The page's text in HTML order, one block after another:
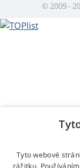
© 2009 -
Tyto webové
zážitku.